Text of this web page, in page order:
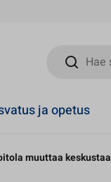
Hae
ja opetus
muuttaa